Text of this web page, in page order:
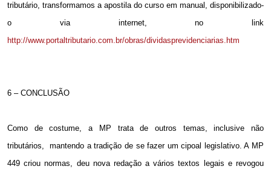
tributário, transformamos a apostila do curso em manual, disponibilizado-
o via internet, no link
http://www.portaltributario.com.br/obras/dividasprevidenciarias.htm
6 – CONCLUSÃO
Como de costume, a MP trata de outros temas, inclusive não
tributários,
mantendo a tradição de se fazer um cipoal legislativo. A MP
449 criou normas, deu nova redação a vários textos legais e revogou